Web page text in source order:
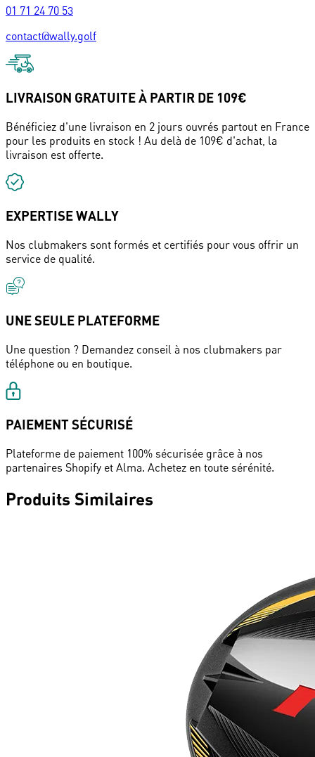
01 71 24 70 53
contact@wally.golf
LIVRAISON GRATUITE À PARTIR DE 109€
Bénéficiez d'une livraison en 2 jours ouvrés partout en France
pour les produits en stock ! Au delà de 109€ d'achat, la
livraison est offerte.
EXPERTISE WALLY
Nos clubmakers sont formés et certifiés pour vous offrir un
service de qualité.
UNE SEULE PLATEFORME
Une question ? Demandez conseil à nos clubmakers par
téléphone ou en boutique.
PAIEMENT SÉCURISÉ
Plateforme de paiement 100% sécurisée grâce à nos
partenaires Shopify et Alma. Achetez en toute sérénité.
Produits Similaires